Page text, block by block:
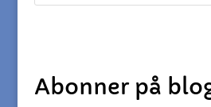
Abonner på